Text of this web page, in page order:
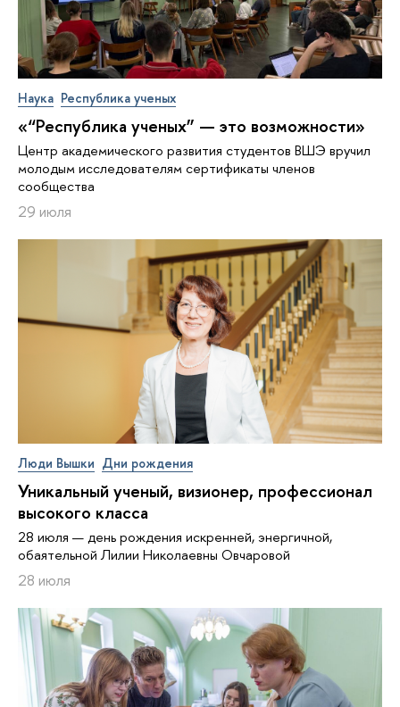
Наука Республика ученых
«“Республика ученых” — это возможности»
Центр академического развития студентов ВШЭ вручил
молодым исследователям сертификаты членов
сообщества
29 июля
Люди Вышки Дни рождения
Уникальный ученый, визионер, про­фес­си­о­нал
высокого класса
28 июля — день рождения искренней, энергичной,
обаятельной Лилии Николаевны Овчаровой
28 июля